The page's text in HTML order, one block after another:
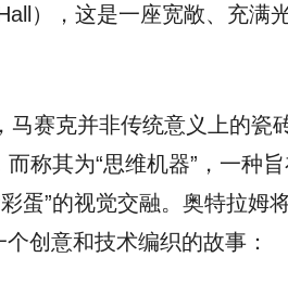
），这是一座宽敞、充满
赛克并非传统意义上的
称其为“思维机器”，一
蛋”的视觉交融。奥特拉
创意和技术编织的故事：